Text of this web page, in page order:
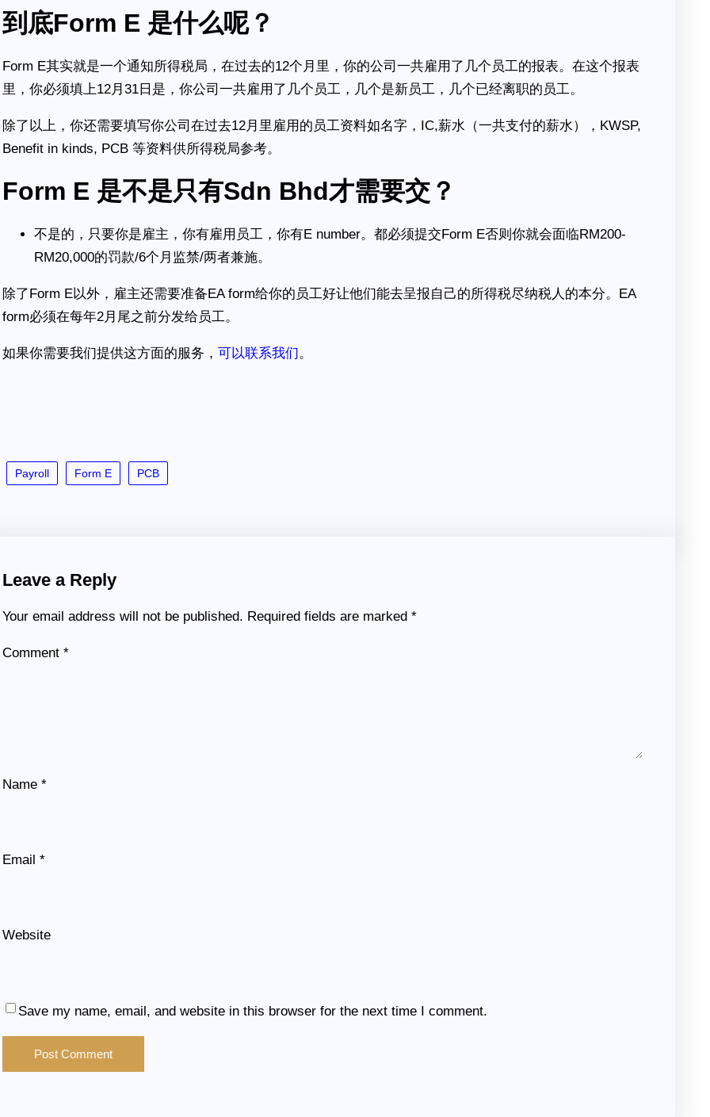
到底Form E 是什么呢？
Form E其实就是一个通知所得税局，在过去的12个月里，你的公司一共雇用了几个员工的报表。在这个报表
里，你必须填上12月31日是，你公司一共雇用了几个员工，几个是新员工，几个已经离职的员工。
除了以上，你还需要填写你公司在过去12月里雇用的员工资料如名字，IC,薪水（一共支付的薪水），KWSP,
Benefit in kinds, PCB 等资料供所得税局参考。
Form E 是不是只有Sdn Bhd才需要交？
不是的，只要你是雇主，你有雇用员工，你有E number。都必须提交Form E否则你就会面临RM200-
RM20,000的罚款/6个月监禁/两者兼施。
除了Form E以外，雇主还需要准备EA form给你的员工好让他们能去呈报自己的所得税尽纳税人的本分。EA
form必须在每年2月尾之前分发给员工。
如果你需要我们提供这方面的服务， 可以联系我们。
Payroll Form E PCB
Leave a Reply
Your email address will not be published. Required fields are marked *
Comment *
Name *
Email *
Website
Save my name, email, and website in this browser for the next time I comment.